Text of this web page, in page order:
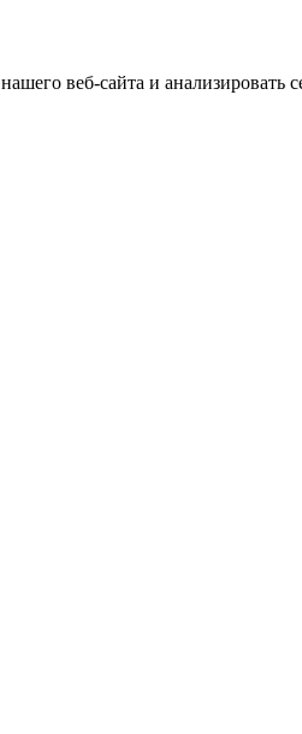
веб-сайта и анализировать